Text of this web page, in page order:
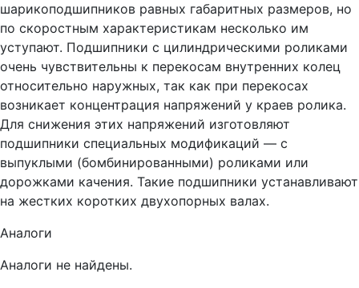
шарикоподшипников равных габаритных размеров, но
по скоростным характеристикам несколько им
уступают. Подшипники с цилиндрическими роликами
очень чувствительны к перекосам внутренних колец
относительно наружных, так как при перекосах
возникает концентрация напряжений у краев ролика.
Для снижения этих напряжений изготовляют
подшипники специальных модификаций — с
выпуклыми (бомбинированными) роликами или
дорожками качения. Такие подшипники устанавливают
на жестких коротких двухопорных валах.
Аналоги
Аналоги не найдены.